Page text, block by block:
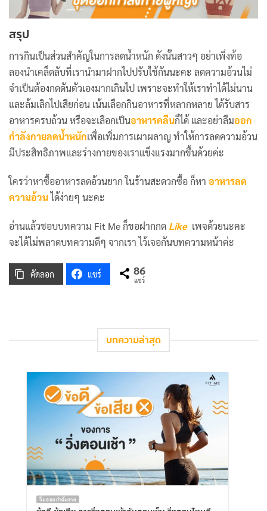
สรุป
การกินเป็นส่วนสำคัญในการลดน้ำหนัก ดังนั้นสาวๆ อย่าเพิ่งท้อ
ลองนำเคล็ดลับที่เรานำมาฝากไปปรับใช้กันนะคะ ลดความอ้วนไม่
จำเป็นต้องกดดันตัวเองมากเกินไป เพราะจะทำให้เราทำได้ไม่นาน
และล้มเลิกไปเสียก่อน เน้นเลือกกินอาหารที่หลากหลาย ได้รับสาร
อาหารครบถ้วน หรือจะเลือกเป็นอาหารคลีนก็ได้ และอย่าลืมออก
กำลังกายลดน้ำหนักเพื่อเพิ่มการเผาผลาญ ทำให้การลดความอ้วน
มีประสิทธิภาพและร่างกายของเราแข็งแรงมากขึ้นด้วยค่ะ
ใครว่าหาซื้ออาหารลดอ้วนยาก ในร้านสะดวกซื้อ ก็หา อาหารลด
ความอ้วนได้ง่ายๆ นะคะ
อ่านแล้วชอบบทความ Fit Me ก็ขอฝากกด Likeเพจด้วยนะคะ
จะได้ไม่พลาดบทความดีๆ จากเรา ไว้เจอกันบทความหน้าค่ะ
คัดลอก แชร์ 86
แชร์
บทความล่าสุด
วิ่ง ออกกำลังกาย